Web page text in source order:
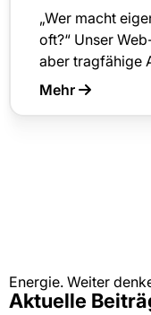
„Wer macht
oft?“ Unser
aber tragfähige
Mehr
Energie. Weiter
Aktuelle